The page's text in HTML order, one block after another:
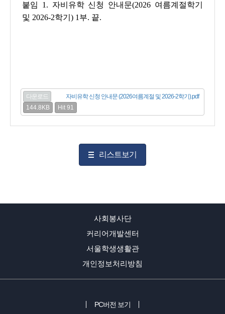
붙임 1. 자비유학 신청 안내문(2026 여름계절학기
및 2026-2학기) 1부. 끝.
다운로드
자비유학 신청 안내문 (2026여름계절 및 2026-2학기).pdf
144.8KB
Hit 91
리스트보기
사회봉사단
커리어개발센터
서울학생생활관
개인정보처리방침
PC버전 보기